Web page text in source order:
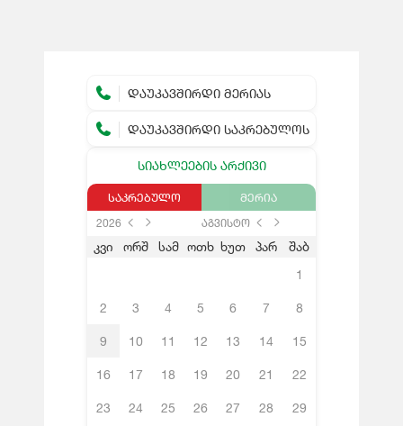
ᲓᲐᲣᲙᲐᲕᲨᲘᲠᲓᲘ ᲛᲔᲠᲘᲐᲡ
ᲓᲐᲣᲙᲐᲕᲨᲘᲠᲓᲘ ᲡᲐᲙᲠᲔᲑᲣᲚᲝᲡ
ᲡᲘᲐᲮᲚᲔᲔᲑᲘᲡ ᲐᲠᲥᲘᲕᲘ
ᲡᲐᲙᲠᲔᲑᲣᲚᲝ ᲛᲔᲠᲘᲐ
2026 აგვისტო
კვი ორშ სამ ოთხ ხუთ პარ
შაბ
1
2 3 4 5 6 7 8
9 10 11 12 13 14 15
16 17 18 19 20 21 22
23 24 25 26 27 28 29